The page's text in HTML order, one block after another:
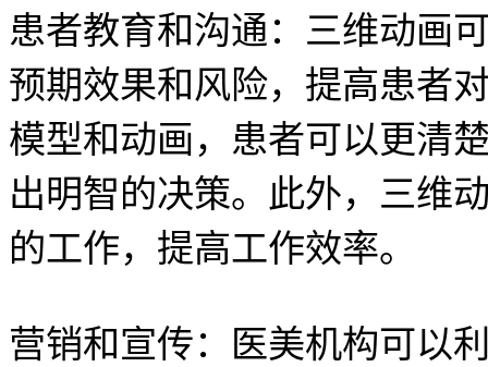
患者教育和沟通：三维动画
预期效果和风险，提高患者
模型和动画，患者可以更清
出明智的决策。此外，三维
的工作，提高工作效率。
营销和宣传：医美机构可以